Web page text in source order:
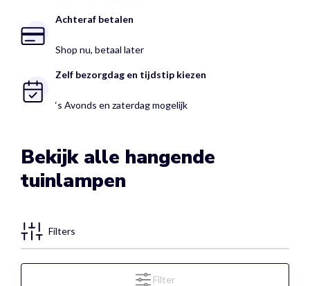
Achteraf betalen
Shop nu, betaal later
Zelf bezorgdag en tijdstip kiezen
‘s Avonds en zaterdag mogelijk
Bekijk alle hangende
tuinlampen
Filters
Filter